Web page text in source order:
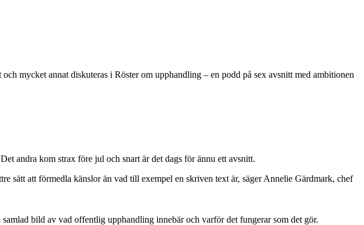
mycket annat diskuteras i Röster om upphandling – en podd på sex avsnitt med ambitionen
andra kom strax före jul och snart är det dags för ännu ett avsnitt.
sätt att förmedla känslor än vad till exempel en skriven text är, säger Annelie Gärdmark, chef
bild av vad offentlig upphandling innebär och varför det fungerar som det gör.